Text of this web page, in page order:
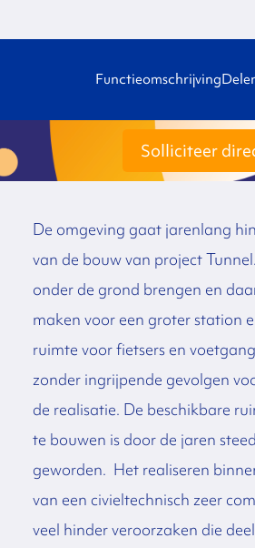
Functieomschrijving
Solliciteer
De omgeving gaat jarenlang
van de bouw van project
onder de grond brengen en
maken voor een groter station
ruimte voor fietsers en
zonder ingrijpende gevolgen
de realisatie. De beschikbare
te bouwen is door de jaren
geworden. Het realiseren
van een civieltechnisch zeer
veel hinder veroorzaken die